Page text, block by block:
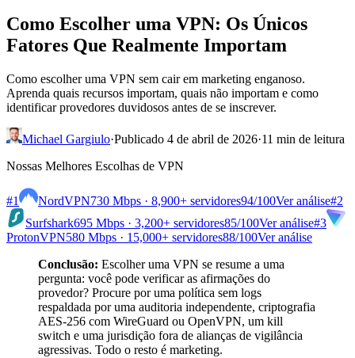
Como Escolher uma VPN: Os Únicos
Fatores Que Realmente Importam
Como escolher uma VPN sem cair em marketing enganoso.
Aprenda quais recursos importam, quais não importam e como
identificar provedores duvidosos antes de se inscrever.
Michael Gargiulo·Publicado 4 de abril de 2026·11 min de leitura
Nossas Melhores Escolhas de VPN
#1 NordVPN730 Mbps · 8,900+ servidores94/100Ver análise#2
Surfshark695 Mbps · 3,200+ servidores85/100Ver análise#3
ProtonVPN580 Mbps · 15,000+ servidores88/100Ver análise
Conclusão: Escolher uma VPN se resume a uma
pergunta: você pode verificar as afirmações do
provedor? Procure por uma política sem logs
respaldada por uma auditoria independente, criptografia
AES-256 com WireGuard ou OpenVPN, um kill
switch e uma jurisdição fora de alianças de vigilância
agressivas. Todo o resto é marketing.